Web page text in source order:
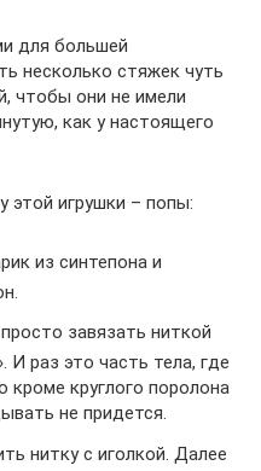
для большей
несколько стяжек чуть
чтобы они не имели
как у настоящего
этой игрушки – попы:
из синтепона и
завязать ниткой
И раз это часть тела, где
кроме круглого поролона
не придется.
нитку с иголкой. Далее